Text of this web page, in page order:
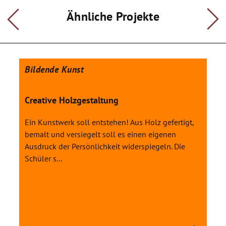
Ähnliche Projekte
Bildende Kunst
Creative Holzgestaltung
Ein Kunstwerk soll entstehen! Aus Holz gefertigt,
bemalt und versiegelt soll es einen eigenen
Ausdruck der Persönlichkeit widerspiegeln. Die
Schüler s...